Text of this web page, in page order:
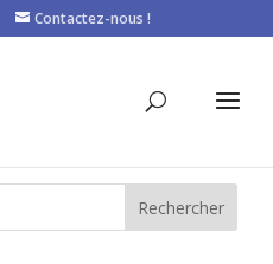
Contactez-nous !
Rechercher